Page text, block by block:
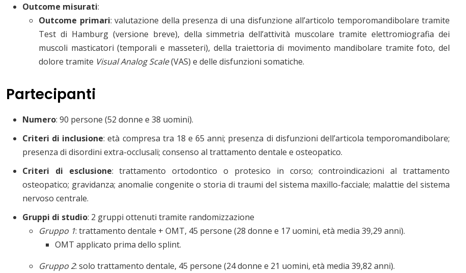
Outcome misurati:
Outcome primari: valutazione della presenza di una disfunzione all’articolo temporomandibolare tramite
Test di Hamburg (versione breve), della simmetria dell’attività muscolare tramite elettromiografia dei
muscoli masticatori (temporali e masseteri), della traiettoria di movimento mandibolare tramite foto, del
dolore tramite Visual Analog Scale(VAS) e delle disfunzioni somatiche.
Partecipanti
Numero: 90 persone (52 donne e 38 uomini).
Criteri di inclusione: età compresa tra 18 e 65 anni; presenza di disfunzioni dell’articola temporomandibolare;
presenza di disordini extra-occlusali; consenso al trattamento dentale e osteopatico.
Criteri di esclusione: trattamento ortodontico o protesico in corso; controindicazioni al trattamento
osteopatico; gravidanza; anomalie congenite o storia di traumi del sistema maxillo-facciale; malattie del sistema
nervoso centrale.
Gruppi di studio: 2 gruppi ottenuti tramite randomizzazione
Gruppo 1: trattamento dentale + OMT, 45 persone (28 donne e 17 uomini, età media 39,29 anni).
OMT applicato prima dello splint.
Gruppo 2: solo trattamento dentale, 45 persone (24 donne e 21 uomini, età media 39,82 anni).